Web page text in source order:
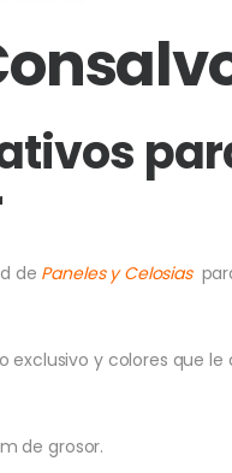
de Paneles y Celosias
exclusivo y colores que
de grosor.